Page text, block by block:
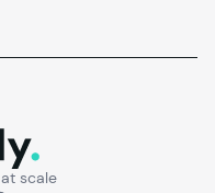
scale